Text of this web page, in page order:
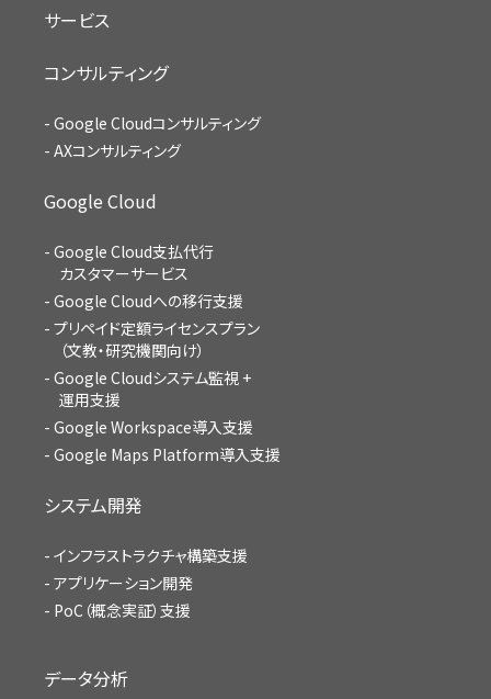
サービス
コンサルティング
Google Cloudコンサルティング
AXコンサルティング
Google Cloud
Google Cloud支払代行
カスタマーサービス
Google Cloudへの移行支援
プリペイド定額ライセンスプラン
（文教・研究機関向け）
Google Cloudシステム監視 +
運用支援
Google Workspace導入支援
Google Maps Platform導入支援
システム開発
インフラストラクチャ構築支援
アプリケーション開発
PoC（概念実証）支援
データ分析